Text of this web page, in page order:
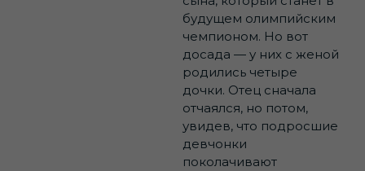
будущем олимпийским
чемпионом. Но вот
досада — у них с женой
родились четыре
дочки. Отец сначала
отчаялся, но потом,
увидев, что подросшие
девчонки
поколачивают